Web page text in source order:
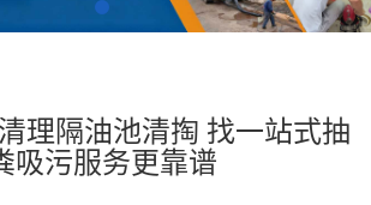
理隔油池清掏 找一站式抽
吸污服务更靠谱